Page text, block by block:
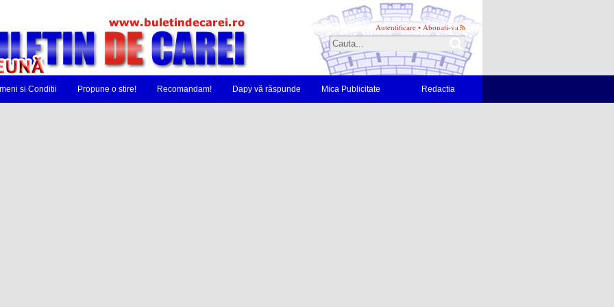
Autentificare • Abonati-va
si Conditii Propune o stire! Recomandam! Dapy vă răspunde Mica Publicitate Redactia